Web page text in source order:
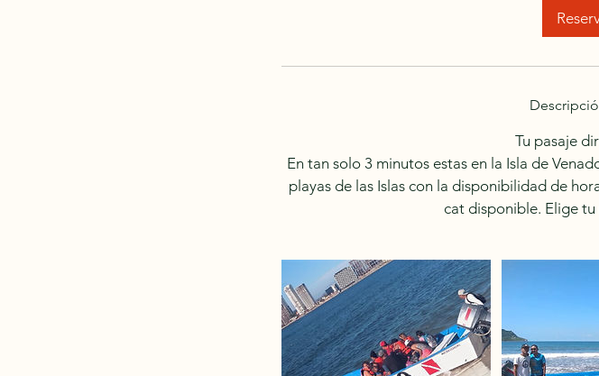
Tu pasaje
En tan solo 3 minutos estas en la Isla de
playas de las Islas con la disponibilidad de
cat disponible. Elige